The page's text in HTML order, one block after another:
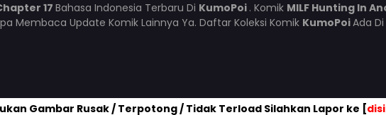
17Bahasa Indonesia Terbaru Di KumoPoi . Komik MILF Hunting In
Membaca Update Komik Lainnya Ya. Daftar Koleksi Komik KumoPoiAda
Gambar Rusak / Terpotong / Tidak Terload Silahkan Lapor ke [